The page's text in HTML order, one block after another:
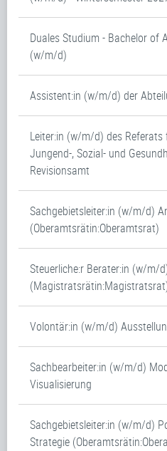
Duales Studium - Bachelor of
(w/m/d)
Assistent:in (w/m/d) der
Leiter:in (w/m/d) des
Jungend-, Sozial- und
Revisionsamt
Sachgebietsleiter:in (w/m/d)
(Oberamtsrätin:Oberamtsrat)
Steuerliche:r Berater:in (w/m/
Volontär:in (w/m/d)
Sachbearbeiter:in (w/m/d)
Visualisierung
Sachgebietsleiter:in (w/m/d)
Strategie